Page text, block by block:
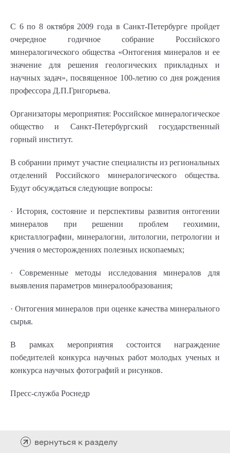
С 6 по 8 октября 2009 года в Санкт-Петербурге пройдет
очередное годичное собрание Российского
минералогического общества «Онтогения минералов и ее
значение для решения геологических прикладных и
научных задач», посвященное 100-летию со дня рождения
профессора Д.П.Григорьева.
Организаторы мероприятия: Российское минералогическое
общество и Санкт-Петербургский государственный
горный институт.
В собрании примут участие специалисты из региональных
отделений Российского минералогического общества.
Будут обсуждаться следующие вопросы:
· История, состояние и перспективы развития онтогении
минералов при решении проблем геохимии,
кристаллографии, минералогии, литологии, петрологии и
учения о месторождениях полезных ископаемых;
· Современные методы исследования минералов для
выявления параметров минералообразования;
· Онтогения минералов при оценке качества минерального
сырья.
В рамках мероприятия состоится награждение
победителей конкурса научных работ молодых ученых и
конкурса научных фотографий и рисунков.
Пресс-служба Роснедр
вернуться к разделу